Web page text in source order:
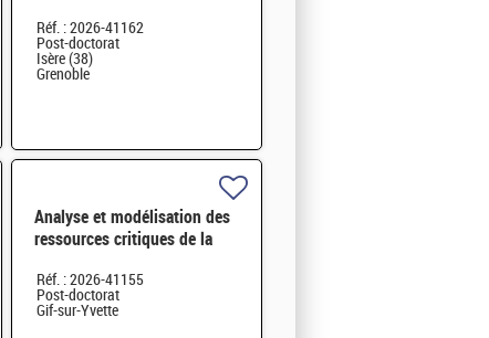
H/F
Réf. : 2026-41162
Post-doctorat
Isère (38)
Grenoble
Analyse et modélisation des
ressources critiques de la
H/F
Réf. : 2026-41155
Post-doctorat
Gif-sur-Yvette